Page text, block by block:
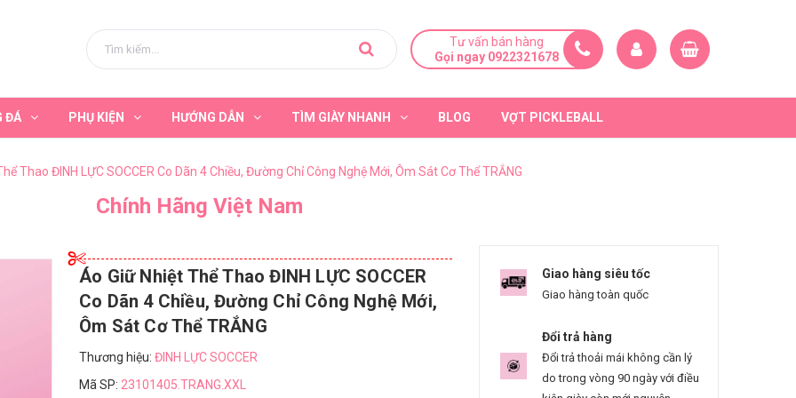
Tư vấn bán hàng
Gọi ngay 0922321678
ĐÁ PHỤ KIỆN HƯỚNG DẪN TÌM GIÀY NHANH BLOG VỢT PICKLEBALL
Thao ĐINH LỰC SOCCER Co Dãn 4 Chiều, Đường Chỉ Công Nghệ Mới, Ôm Sát Cơ Thể TRẮNG
Chính Hãng Việt Nam
Áo Giữ Nhiệt Thể Thao ĐINH LỰC SOCCER
Co Dãn 4 Chiều, Đường Chỉ Công Nghệ Mới,
Ôm Sát Cơ Thể TRẮNG
Thương hiệu: ĐINH LỰC SOCCER
Mã SP: 23101405.TRANG.XXL
Giao hàng siêu tốc
Giao hàng toàn quốc
Đổi trả hàng
Đổi trả thoải mái không cần lý
do trong vòng 90 ngày với điều